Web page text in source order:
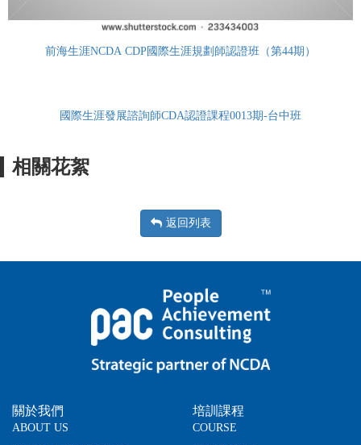
前海生涯NCDA CDP國際生涯規劃師認證班（第44期）
國際生涯發展諮詢師CDA認證課程0013期-台中班
相關花絮
返回列表
關於我們
ABOUT US
培訓課程
COURSE